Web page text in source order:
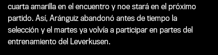
cuarta amarilla en el encuentro y noe stará en el próximo
partido. Así, Aránguiz abandonó antes de tiempo la
selección y el martes ya volvía a participar en partes del
entrenamiento del Leverkusen.